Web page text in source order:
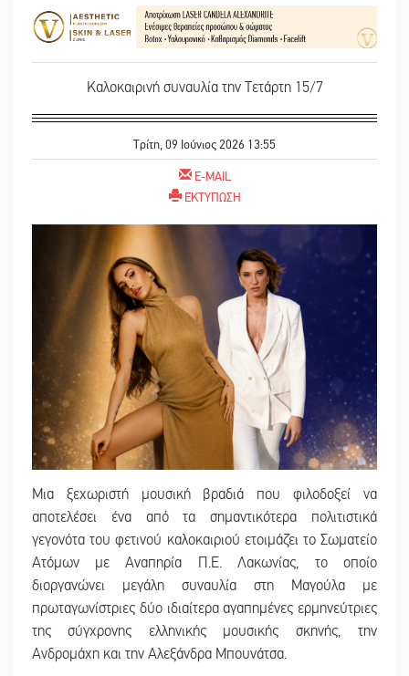
Καλοκαιρινή συναυλία την Τετάρτη 15/7
Τρίτη, 09 Ιούνιος 2026 13:55
E-MAIL
ΕΚΤΥΠΩΣΗ
Μια ξεχωριστή μουσική βραδιά που φιλοδοξεί να
αποτελέσει ένα από τα σημαντικότερα πολιτιστικά
γεγονότα του φετινού καλοκαιριού ετοιμάζει το Σωματείο
Ατόμων με Αναπηρία Π.Ε. Λακωνίας, το οποίο
διοργανώνει μεγάλη συναυλία στη Μαγούλα με
πρωταγωνίστριες δύο ιδιαίτερα αγαπημένες ερμηνεύτριες
της σύγχρονης ελληνικής μουσικής σκηνής, την
Ανδρομάχη και την Αλεξάνδρα Μπουνάτσα.